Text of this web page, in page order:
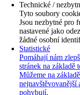
Technické /
Tyto soubory
Jsou nezbytné pro
nastavené jako
žádné osobní
Statistické
Pomáhají nám
stránek na základě
Můžeme na
nejnavštěvovanější
pohybují.